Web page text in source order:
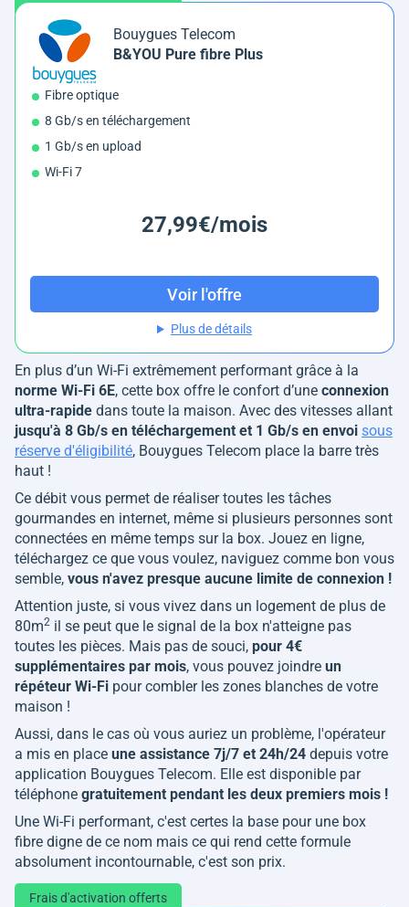
Bouygues Telecom
B&YOU Pure fibre Plus
Fibre optique
8 Gb/s en téléchargement
1 Gb/s en upload
Wi-Fi 7
27,99€/mois
Voir l'offre
Plus de détails
En plus d’un Wi-Fi extrêmement performant grâce à la
norme Wi-Fi 6E, cette box offre le confort d’une connexion
ultra-rapide dans toute la maison. Avec des vitesses allant
jusqu'à 8 Gb/s en téléchargement et 1 Gb/s en envoi sous
réserve d'éligibilité, Bouygues Telecom place la barre très
haut !
Ce débit vous permet de réaliser toutes les tâches
gourmandes en internet, même si plusieurs personnes sont
connectées en même temps sur la box. Jouez en ligne,
téléchargez ce que vous voulez, naviguez comme bon vous
semble, vous n'avez presque aucune limite de connexion !
Attention juste, si vous vivez dans un logement de plus de
80m2 il se peut que le signal de la box n'atteigne pas
toutes les pièces. Mais pas de souci, pour 4€
supplémentaires par mois, vous pouvez joindre un
répéteur Wi-Fi pour combler les zones blanches de votre
maison !
Aussi, dans le cas où vous auriez un problème, l'opérateur
a mis en place une assistance 7j/7 et 24h/24 depuis votre
application Bouygues Telecom. Elle est disponible par
téléphone gratuitement pendant les deux premiers mois !
Une Wi-Fi performant, c'est certes la base pour une box
fibre digne de ce nom mais ce qui rend cette formule
absolument incontournable, c'est son prix.
Frais d'activation offerts